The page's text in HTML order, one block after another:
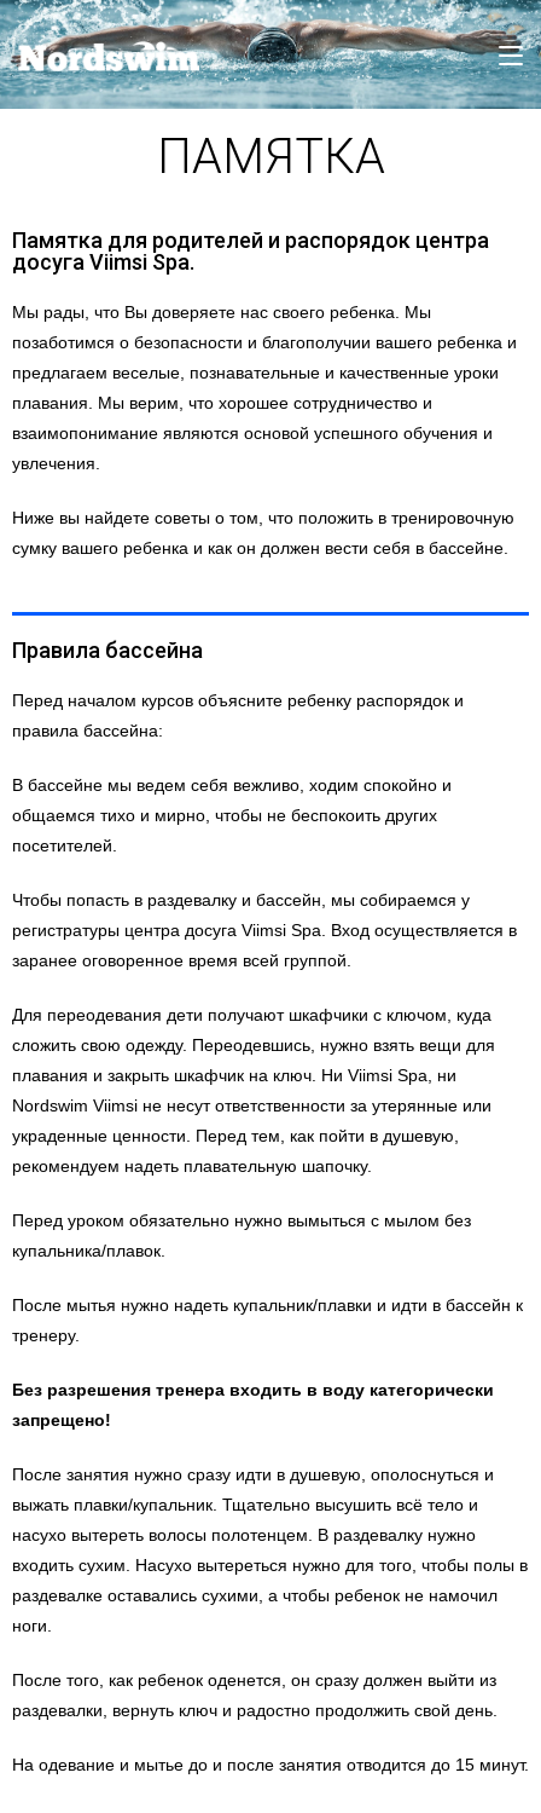
ПАМЯТКА
Памятка для родителей и распорядок центра
досуга Viimsi Spa.
Мы рады, что Вы доверяете нас своего ребенка. Мы
позаботимся о безопасности и благополучии вашего ребенка и
предлагаем веселые, познавательные и качественные уроки
плавания. Мы верим, что хорошее сотрудничество и
взаимопонимание являются основой успешного обучения и
увлечения.
Ниже вы найдете советы о том, что положить в тренировочную
сумку вашего ребенка и как он должен вести себя в бассейне.
Правила бассейна
Перед началом курсов объясните ребенку распорядок и
правила бассейна:
В бассейне мы ведем себя вежливо, ходим спокойно и
общаемся тихо и мирно, чтобы не беспокоить других
посетителей.
Чтобы попасть в раздевалку и бассейн, мы собираемся у
регистратуры центра досуга Viimsi Spa. Вход осуществляется в
заранее оговоренное время всей группой.
Для переодевания дети получают шкафчики с ключом, куда
сложить свою одежду. Переодевшись, нужно взять вещи для
плавания и закрыть шкафчик на ключ. Ни Viimsi Spa, ни
Nordswim Viimsi не несут ответственности за утерянные или
украденные ценности. Перед тем, как пойти в душевую,
рекомендуем надеть плавательную шапочку.
Перед уроком обязательно нужно вымыться с мылом без
купальника/плавок.
После мытья нужно надеть купальник/плавки и идти в бассейн к
тренеру.
Без разрешения тренера входить в воду категорически
запрещено!
После занятия нужно сразу идти в душевую, ополоснуться и
выжать плавки/купальник. Тщательно высушить всё тело и
насухо вытереть волосы полотенцем. В раздевалку нужно
входить сухим. Насухо вытереться нужно для того, чтобы полы в
раздевалке оставались сухими, а чтобы ребенок не намочил
ноги.
После того, как ребенок оденется, он сразу должен выйти из
раздевалки, вернуть ключ и радостно продолжить свой день.
На одевание и мытье до и после занятия отводится до 15 минут.